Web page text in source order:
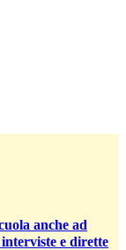
anche ad
interviste e dirette